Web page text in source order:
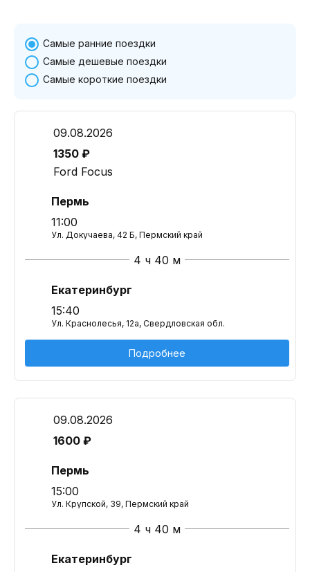
Самые ранние поездки
Самые дешевые поездки
Самые короткие поездки
09.08.2026
1350 ₽
Ford Focus
Пермь
11:00
Ул. Докучаева, 42 Б, Пермский край
4 ч 40 м
Екатеринбург
15:40
Ул. Краснолесья, 12а, Свердловская обл.
Подробнее
09.08.2026
1600 ₽
Пермь
15:00
Ул. Крупской, 39, Пермский край
4 ч 40 м
Екатеринбург